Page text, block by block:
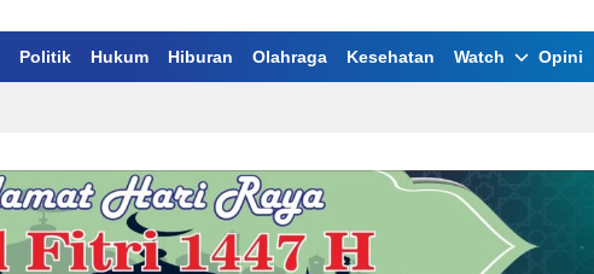
Politik Hukum Hiburan Olahraga Kesehatan Watch Opini